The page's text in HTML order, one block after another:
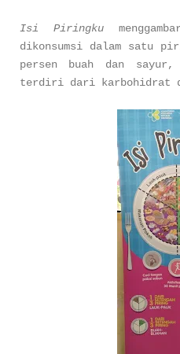
Isi Piringku
dikonsumsi dalam satu
persen buah dan
terdiri dari karbohidrat